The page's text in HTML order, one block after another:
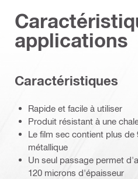
applications
Caractéristiques
Rapide et facile à utiliser
Produit résistant à une
Le film sec contient plus
métallique
Un seul passage permet
120 microns d'épaisseur